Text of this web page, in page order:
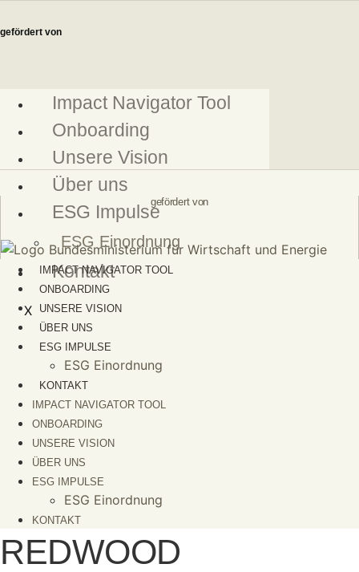
Inhalt
gefördert von
Impact Navigator Tool
Onboarding
Unsere Vision
Über uns
ESG Impulse
ESG Einordnung
Kontakt
X
gefördert von
IMPACT NAVIGATOR TOOL
ONBOARDING
UNSERE VISION
ÜBER UNS
ESG IMPULSE
ESG Einordnung
KONTAKT
IMPACT NAVIGATOR TOOL
ONBOARDING
UNSERE VISION
ÜBER UNS
ESG IMPULSE
ESG Einordnung
KONTAKT
REDWOOD